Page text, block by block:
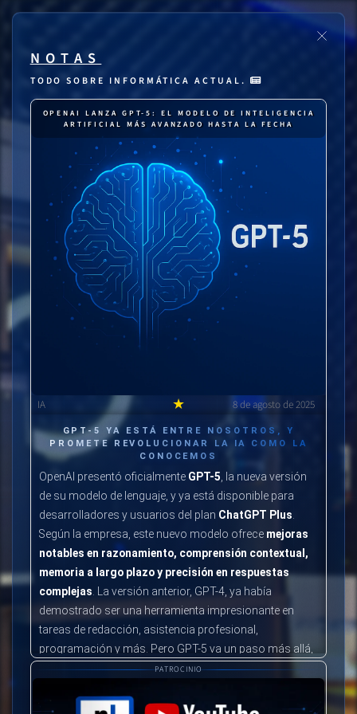
NOTAS
TODO SOBRE INFORMÁTICA ACTUAL.
OPENAI LANZA GPT-5: EL MODELO DE INTELIGENCIA
ARTIFICIAL MÁS AVANZADO HASTA LA FECHA
IA ★ 8 de agosto de 2025
GPT-5 YA ESTÁ ENTRE NOSOTROS, Y
PROMETE REVOLUCIONAR LA IA COMO LA
CONOCEMOS
OpenAI presentó oficialmente GPT-5, la nueva versión
de su modelo de lenguaje, y ya está disponible para
desarrolladores y usuarios del plan ChatGPT Plus.
Según la empresa, este nuevo modelo ofrece mejoras
notables en razonamiento, comprensión contextual,
memoria a largo plazo y precisión en respuestas
complejas. La versión anterior, GPT-4, ya había
demostrado ser una herramienta impresionante en
tareas de redacción, asistencia profesional,
programación y más. Pero GPT-5 va un paso más allá,
al poderrecordar información entre sesiones,
conversaciones más naturales, fluidas y
PATROCINIO